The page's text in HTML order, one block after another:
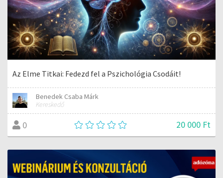
Az Elme Titkai: Fedezd fel a Pszichológia Csodáit!
Benedek Csaba Márk
Kereskedő
0 20 000 Ft